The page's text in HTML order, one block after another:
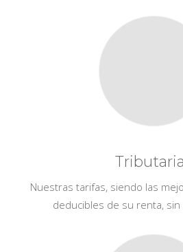
Nuestras tarifas, siendo las
deducibles de su renta,